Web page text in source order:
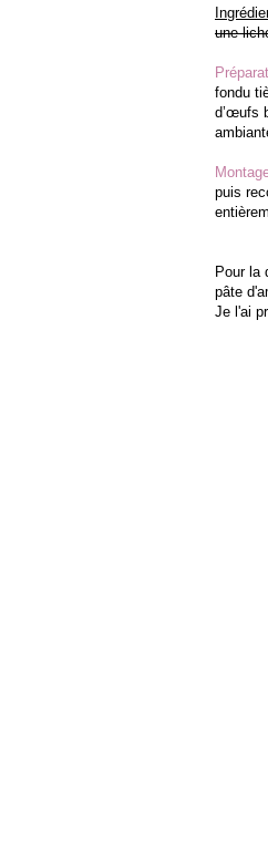
une
fondu
d’œufs
puis
Pour la
pâte
Je l'ai